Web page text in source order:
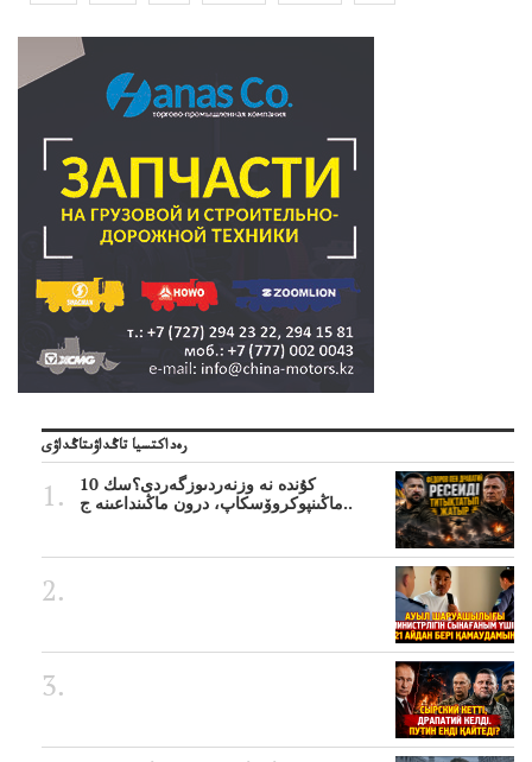
رەداكتسيا تاڭداۋىتاڭداۋى
10 كۇندە نە وزنەردىوزگەردى؟سك
ماڭىنپوكروۆسكاپ، درون ماڭىنداعىنە ج..